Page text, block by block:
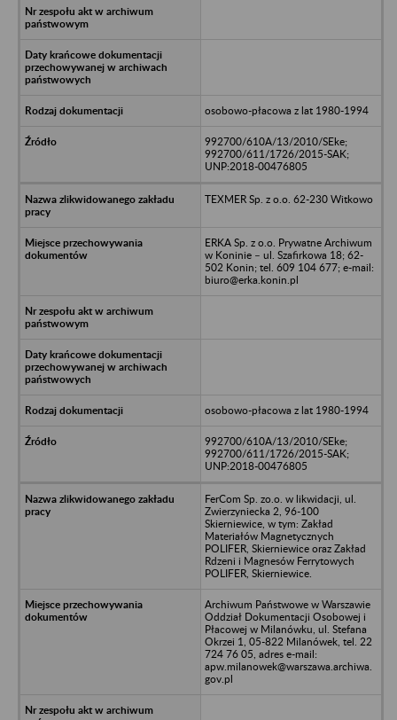
osobowo-płacowa z lat 1980-1994
992700/610A/13/2010/SEke;
992700/611/1726/2015-SAK;
UNP:2018-00476805
TEXMER Sp. z o.o. 62-230 Witkowo
ERKA Sp. z o.o. Prywatne Archiwum
w Koninie – ul. Szafirkowa 18; 62-
502 Konin; tel. 609 104 677; e-mail:
biuro@erka.konin.pl
osobowo-płacowa z lat 1980-1994
992700/610A/13/2010/SEke;
992700/611/1726/2015-SAK;
UNP:2018-00476805
FerCom Sp. zo.o. w likwidacji, ul.
Zwierzyniecka 2, 96-100
Skierniewice, w tym: Zakład
Materiałów Magnetycznych
POLIFER, Skierniewice oraz Zakład
Rdzeni i Magnesów Ferrytowych
POLIFER, Skierniewice.
Archiwum Państwowe w Warszawie
Oddział Dokumentacji Osobowej i
Płacowej w Milanówku, ul. Stefana
Okrzei 1, 05-822 Milanówek, tel. 22
724 76 05, adres e-mail:
apw.milanowek@warszawa.archiwa.
gov.pl